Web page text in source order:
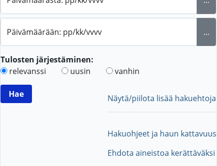
Päivämäärään: pp/kk/vvvv ...
Tulosten järjestäminen:
relevanssi
uusin vanhin
Näytä/piilota lisää hakuehtoja
Hakuohjeet ja haun kattavuus
Ehdota aineistoa kerättäväksi